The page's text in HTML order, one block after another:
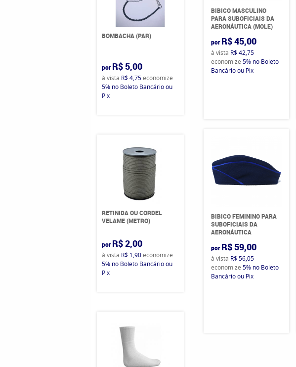
BOMBACHA (PAR)
por R$ 5,00
à vista R$ 4,75economize
5% no Boleto Bancário ou
Pix
RETINIDA OU CORDEL
VELAME (METRO)
por R$ 2,00
à vista R$ 1,90economize
5% no Boleto Bancário ou
Pix
BIBICO MASCULINO
PARA SUBOFICIAIS DA
AERONÁUTICA (MOLE)
por R$ 45,00
à vista R$ 42,75
economize 5% no Boleto
Bancário ou Pix
BIBICO FEMININO PARA
SUBOFICIAIS DA
AERONÁUTICA
por R$ 59,00
à vista R$ 56,05
economize 5% no Boleto
Bancário ou Pix